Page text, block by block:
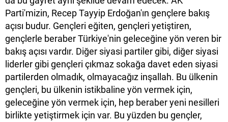
Parti'mizin, Recep Tayyip Erdoğan'ın gençlere bakış
açısı budur. Gençleri eğiten, gençleri yetiştiren,
gençlerle beraber Türkiye'nin geleceğine yön veren bir
bakış açısı vardır. Diğer siyasi partiler gibi, diğer siyasi
liderler gibi gençleri çıkmaz sokağa davet eden siyasi
partilerden olmadık, olmayacağız inşallah. Bu ülkenin
gençleri, bu ülkenin istikbaline yön vermek için,
geleceğine yön vermek için, hep beraber yeni nesilleri
birlikte yetiştirmek için var. Bu yüzden bu gençler,